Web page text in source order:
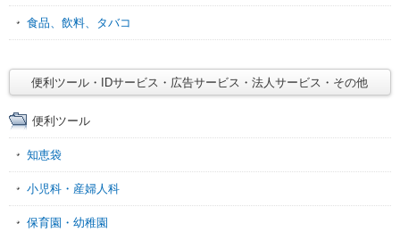
食品、飲料、タバコ
便利ツール・IDサービス・広告サービス・法人サービス・その他
便利ツール
知恵袋
小児科・産婦人科
保育園・幼稚園